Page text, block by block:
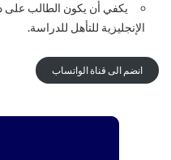
يكفي أن يكون الطالب على
الإنجليزية للتأهل للدراسة.
انضم الى قناة الواتساب